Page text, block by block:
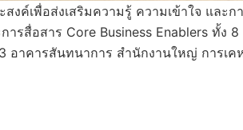
สงค์เพื่อส่งเสริมความรู้ ความเข้าใจ แล
ารสื่อสาร Core Business Enablers ทั้
อาคารสันทนาการ สำนักงานใหญ่ การเค